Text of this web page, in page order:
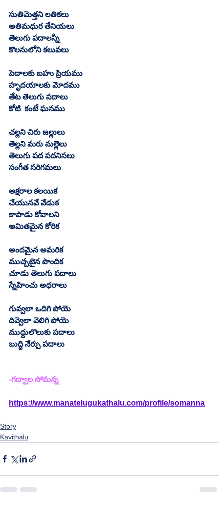
సుతిమెత్తని లతికలు
అతిమధుర తేనియలు
తెలుగు పదాలన్నీ
కొలనులోని కలువలు
పెదాలకు బహు ప్రియము
హృదయాలకు మోదము
తేట తెలుగు పదాలు
కోటి  కంటే ఘనము
చల్లని చిరు జల్లులు
తెల్లని మరు మల్లెలు
తెలుగు పద పదనిసలు
సంగీత సరిగమలు
అక్షరాల కలయిక
చేయునవే వేడుక
కాపాడు కోవాలని
అమితమైన కోరిక
అందమైన అమరిక
ముచ్చటైన పొందిక
చూడు తెలుగు పదాలు
స్నేహించు అధరాలు
గువ్వలా ఒదిగి పోయె
దివ్వెలా వెలిగి పోయె
ముద్దులొలుకు పదాలు
బుద్ధి నేర్పు పదాలు
-గద్వాల సోమన్న
https://www.manatelugukathalu.com/profile/somanna
Story
Kavithalu